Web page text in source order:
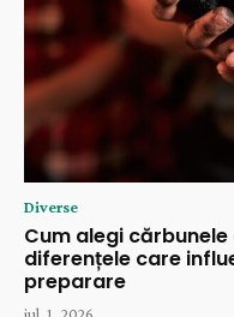
Diverse
Cum alegi
diferențele care
preparare